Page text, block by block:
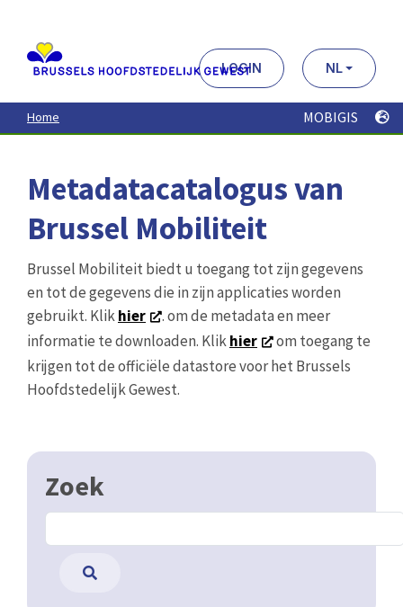
contenu
principal
LOGIN NL
Home MOBIGIS
Metadatacatalogus van
Brussel Mobiliteit
Brussel Mobiliteit biedt u toegang tot zijn gegevens
en tot de gegevens die in zijn applicaties worden
gebruikt. Klikhier
. om de metadata en meer
informatie te downloaden. Klikhier
om toegang te
krijgen tot de officiële datastore voor het Brussels
Hoofdstedelijk Gewest.
Zoek